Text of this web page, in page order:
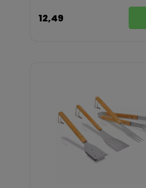
12,49